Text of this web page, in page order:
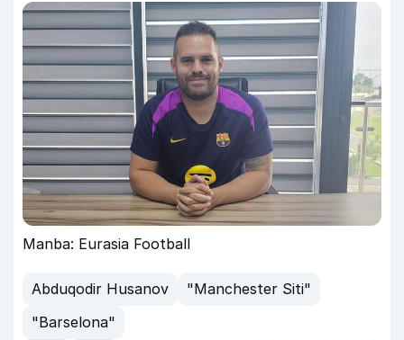
Manba: Eurasia Football
Abduqodir Husanov
"Manchester Siti"
"Barselona"